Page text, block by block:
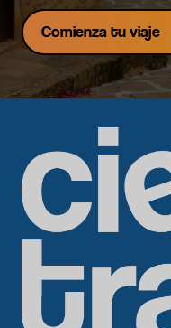
Comienza tu viaje